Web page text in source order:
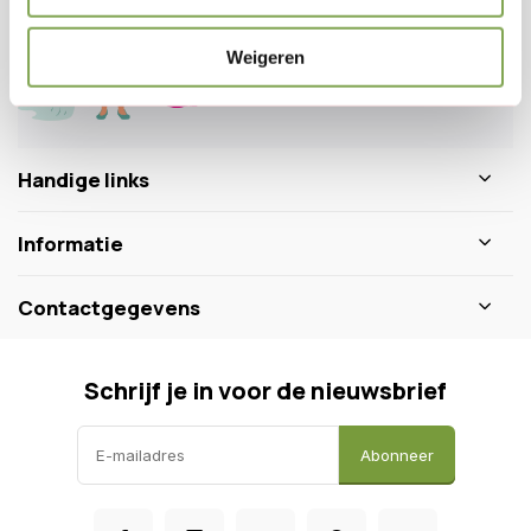
Weigeren
+31 640511932
Handige links
Informatie
Contactgegevens
Schrijf je in voor de nieuwsbrief
Abonneer